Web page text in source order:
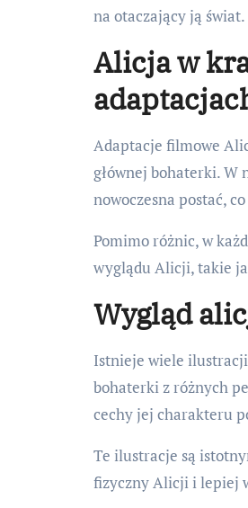
na otaczający ją świat.
Alicja w
Adaptacje filmowe
głównej bohaterki. W
nowoczesna postać,
Pomimo różnic, w
wyglądu Alicji, takie
Wygląd
Istnieje wiele
bohaterki z różnych
cechy jej charakteru
Te ilustracje są
fizyczny Alicji i lepiej